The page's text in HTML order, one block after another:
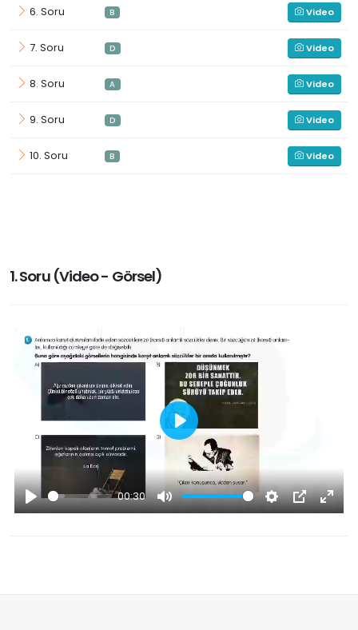
6. Soru B Video
7. Soru D Video
8. Soru A Video
9. Soru D Video
10. Soru B Video
1. Soru (Video - Görsel)
Play
00:30
Mute
Settings
PIP
Enter
Play